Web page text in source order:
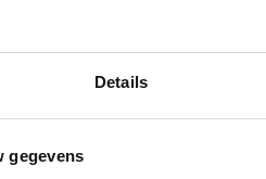
Details
gegevens